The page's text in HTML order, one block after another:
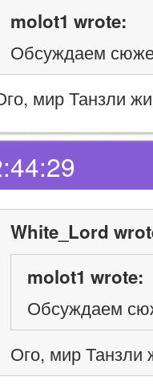
molot1 wrote:
Обсуждаем
мир Танзли
White_Lord
molot1 wrote:
Обсуждаем
Ого, мир Танзли